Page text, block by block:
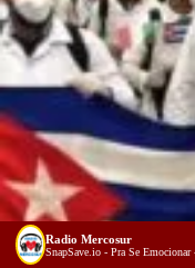
Radio Mercosur